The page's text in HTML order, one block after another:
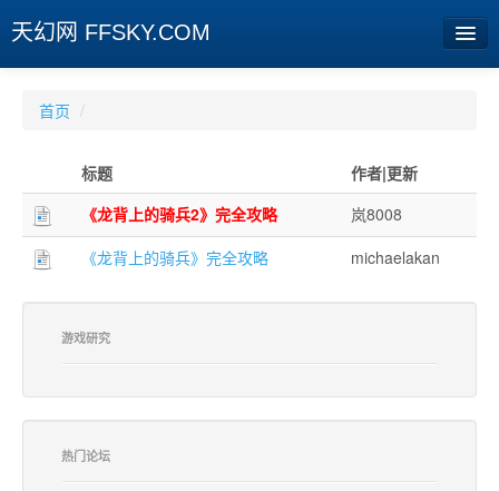
天幻网 FFSKY.COM
周边
娱乐
旧版临时
[登陆] [注册]
首页 /
标题
作者|更新
《龙背上的骑兵2》完全攻略
岚8008
《龙背上的骑兵》完全攻略
michaelakan
游戏研究
热门论坛